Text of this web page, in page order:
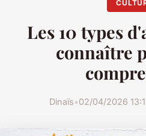
Les 10 types
connaître
Dinaïs•02/04/2026